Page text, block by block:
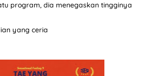
program, dia menegaskan tingginya
yang ceria